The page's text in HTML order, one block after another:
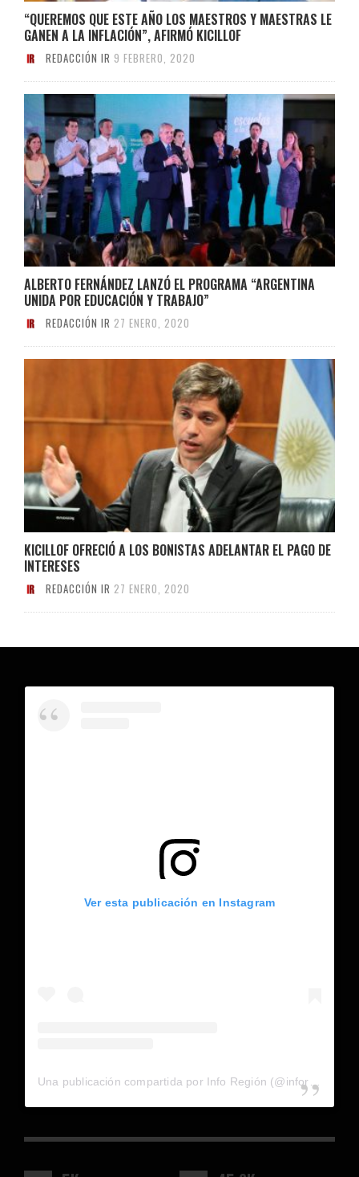
“QUEREMOS QUE ESTE AÑO LOS MAESTROS Y MAESTRAS LE
GANEN A LA INFLACIÓN”, AFIRMÓ KICILLOF
REDACCIÓN IR 9 FEBRERO, 2020
ALBERTO FERNÁNDEZ LANZÓ EL PROGRAMA “ARGENTINA
UNIDA POR EDUCACIÓN Y TRABAJO”
REDACCIÓN IR 27 ENERO, 2020
KICILLOF OFRECIÓ A LOS BONISTAS ADELANTAR EL PAGO DE
INTERESES
REDACCIÓN IR 27 ENERO, 2020
Ver esta publicación en Instagram
Una publicación compartida por Info Región (@inforegion_redes)